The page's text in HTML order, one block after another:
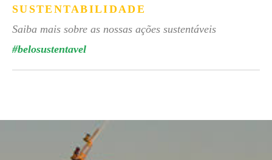
SUSTENTABILIDADE
Saiba mais sobre as nossas ações sustentáveis
#belosustentavel